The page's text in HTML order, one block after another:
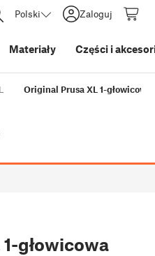
Polski Zaloguj
Materiały Części i
Original Prusa XL 1-
głowicowa